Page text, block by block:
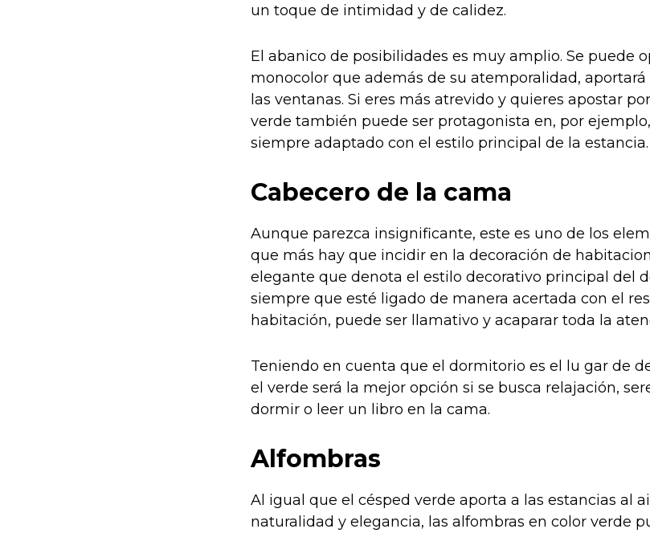
un toque de intimidad y de calidez.
El abanico de posibilidades es muy amplio. Se puede
monocolor que además de su atemporalidad,
las ventanas. Si eres más atrevido y quieres apostar
verde también puede ser protagonista en, por
siempre adaptado con el estilo principal de la estancia.
Cabecero de la cama
Aunque parezca insignificante, este es uno de los
que más hay que incidir en la decoración de
elegante que denota el estilo decorativo principal del
siempre que esté ligado de manera acertada con el
habitación, puede ser llamativo y acaparar toda la
Teniendo en cuenta que el dormitorio es el lu gar de
el verde será la mejor opción si se busca relajación,
dormir o leer un libro en la cama.
Alfombras
Al igual que el césped verde aporta a las estancias al
naturalidad y elegancia, las alfombras en color verde